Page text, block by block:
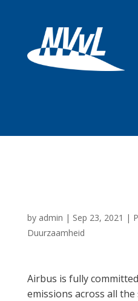
by admin | Sep 23, 2021 |
Duurzaamheid
Airbus is fully
emissions across all